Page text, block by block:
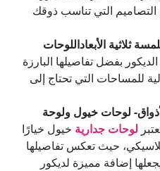
التصاميم التي تناسب ذوقك
اللوحات
بفضل تفاصيلها البارزة
للمساحات التي تحتاج إلى
- لوحات خيول ولوحة
لوحات جدارية خيول خيارًا
حيث تعكس تفاصيلها
إضافة مميزة لديكور